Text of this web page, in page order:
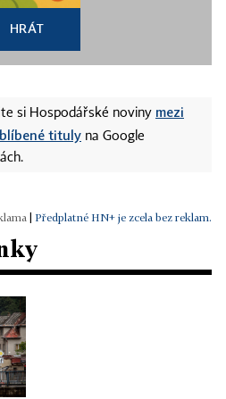
HRÁT
si Hospodářské noviny mezi
tituly na Google
Předplatné HN+ je zcela bez reklam.